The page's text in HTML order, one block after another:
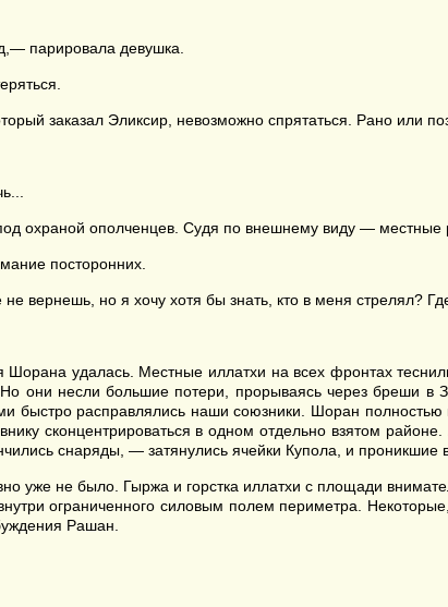
парировала девушка.
заказал Эликсир, невозможно спрятаться. Рано или
охраной ополченцев. Судя по внешнему виду — местные
посторонних.
но я хочу хотя бы знать, кто в меня стрелял?
Шорана удалась. Местные иллатхи на всех фронтах
они несли большие потери, прорываясь через бреши в
быстро расправлялись наши союзники. Шоран
сконцентрироваться в одном отдельно взятом
снаряды, — затянулись ячейки Купола, и проникшие
уже не было. Гыржа и горстка иллатхи с площади
ограниченного силовым полем периметра.
Рашан.